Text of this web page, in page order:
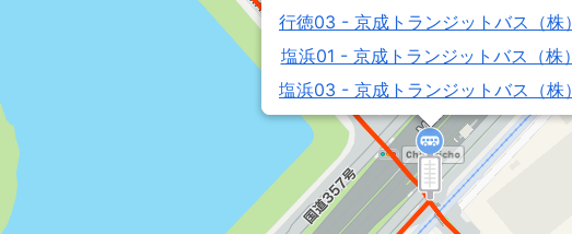
行徳03 - 京成トランジットバス（株）
塩浜01 - 京成トランジットバス（株）
塩浜03 - 京成トランジットバス（株）